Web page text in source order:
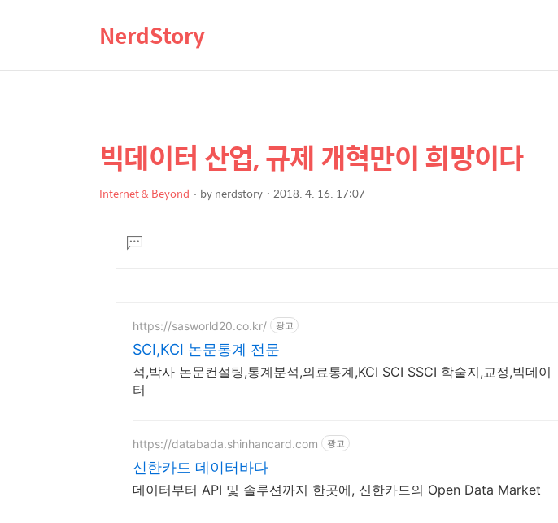
NerdStory
상
컨
본
문
제
빅데이터 산업, 규제 개혁만이 희망이다
Internet & Beyond bynerdstory 2018. 4. 16. 17:07
댓
글
https://sasworld20.co.kr/ 광고
SCI,KCI 논문통계 전문
석,박사 논문컨설팅,통계분석,의료통계,KCI SCI SSCI 학술지,교정,빅데이
터
https://databada.shinhancard.com 광고
신한카드 데이터바다
데이터부터 API 및 솔루션까지 한곳에, 신한카드의 Open Data Market